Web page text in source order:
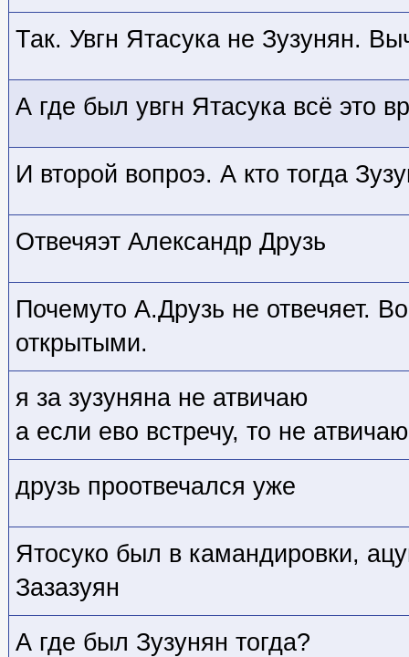
Так. Увгн Ятасука не Зузунян.
А где был увгн Ятасука всё это
И второй вопроэ. А кто тогда
Отвечяэт Александр Друзь
Почемуто А.Друзь не отвечяет.
открытыми.
я за зузуняна не атвичаю
а если ево встречу, то не
друзь проотвечался уже
Ятосуко был в камандировки,
Зазазуян
А где был Зузунян тогда?